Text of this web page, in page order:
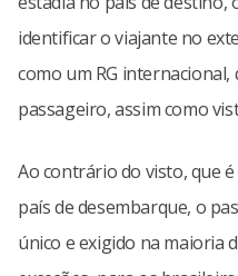
identificar o viajante no
como um RG
passageiro, assim como
Ao contrário do visto, que
país de desembarque, o
único e exigido na maioria